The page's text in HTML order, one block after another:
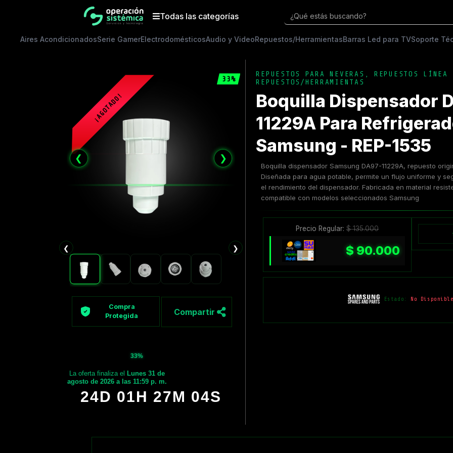
Todas las categorías ¿Qué estás buscando?
Aires AcondicionadosSerie GamerElectrodomésticosAudio y VideoRepuestos/HerramientasBarras Led para TVSoporte
33%
❮ ❯
❮ ❯
Compra
Protegida
Compartir
33%
La oferta finaliza elLunes 31 de
agosto de 2026 a las 11:59 p. m.
24D 01H 27M 03S
REPUESTOS PARA NEVERAS REPUESTOS LÍNEA
REPUESTOS/HERRAMIENTAS
Boquilla Dispensador
11229A Para
Samsung - REP-1535
Boquilla dispensador Samsung DA97-11229A, repuesto
Diseñada para agua potable, permite un flujo uniforme y
el rendimiento del dispensador. Fabricada en material
compatible con modelos seleccionados Samsung
Precio Regular:$135.000
$90.000
Estado: No Disponible